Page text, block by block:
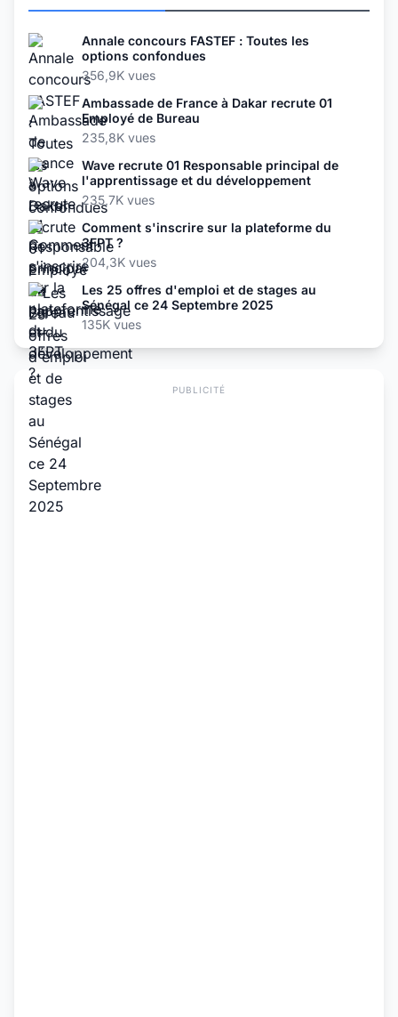
Annale concours FASTEF : Toutes les
options confondues
356,9K vues
Ambassade de France à Dakar recrute 01
Employé de Bureau
235,8K vues
Wave recrute 01 Responsable principal de
l'apprentissage et du développement
235,7K vues
Comment s'inscrire sur la plateforme du
3FPT ?
204,3K vues
Les 25 offres d'emploi et de stages au
Sénégal ce 24 Septembre 2025
135K vues
PUBLICITÉ